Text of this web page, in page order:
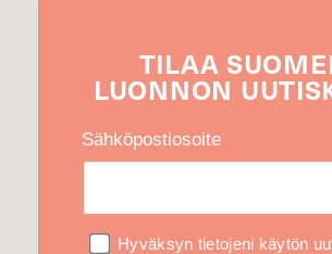
TILAA
LUONNON
Sähköpostiosoite
Hyväksyn tietojeni käytön